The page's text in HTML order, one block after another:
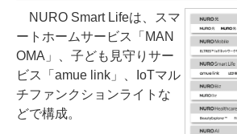
NURO Smart Lifeは、スマ
ートホームサービス「MAN
OMA」、子ども見守りサー
ビス「amue link」、IoTマル
チファンクションライトな
どで構成。